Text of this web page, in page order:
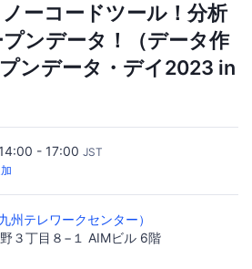
ノーコードツール！分析
ンデータ！（データ作
ンデータ・デイ2023 in
- 17:00 JST
州テレワークセンター）
３丁目８−１ AIMビル 6階